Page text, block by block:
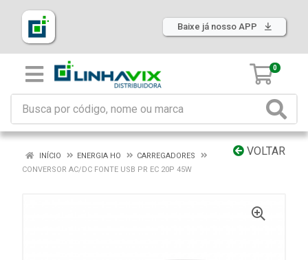
Baixe já nosso APP
0
VOLTAR
INÍCIO ENERGIA HO
CARREGADORES
CONVERSOR AC/DC FONTE USB PR EC 20P 45W